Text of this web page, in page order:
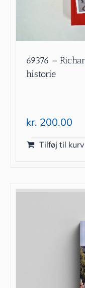
69376 –
historie
kr. 200.00
Tilføj til kurv